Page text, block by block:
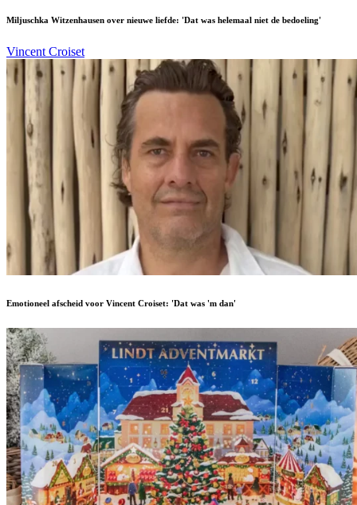
Miljuschka Witzenhausen over nieuwe liefde: 'Dat was helemaal niet de bedoeling'
Vincent Croiset
Emotioneel afscheid voor Vincent Croiset: 'Dat was 'm dan'